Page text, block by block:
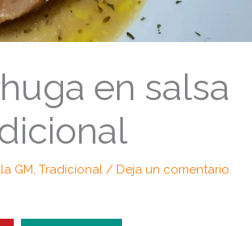
en salsa
GM Tradicional / Deja un comentario